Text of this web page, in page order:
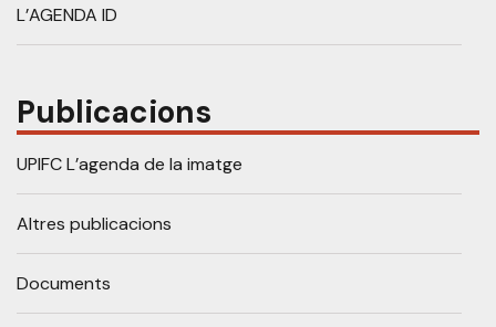
L’AGENDA ID
Publicacions
UPIFC L’agenda de la imatge
Altres publicacions
Documents